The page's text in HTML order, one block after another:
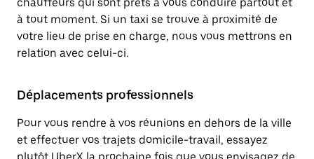
à tout moment. Si un taxi se trouve à proximité de
votre lieu de prise en charge, nous vous mettrons en
relation avec celui-ci.
Déplacements professionnels
Pour vous rendre à vos réunions en dehors de la ville
et effectuer vos trajets domicile-travail, essayez